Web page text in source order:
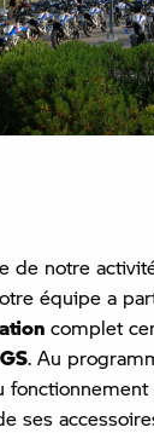
de notre
équipe a
complet
. Au
fonctionnement
ses